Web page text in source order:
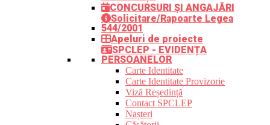
CONCURSURI ȘI ANGAJĂRI
Solicitare/Rapoarte Legea
544/2001
Apeluri de proiecte
SPCLEP - EVIDENȚA
PERSOANELOR
Carte Identitate
Carte Identitate Provizorie
Viză Reședință
Contact SPCLEP
Nașteri